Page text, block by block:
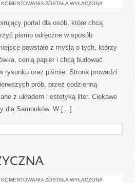
LETTERING
PROJEKTY
ZOSTAŁA WYŁĄCZONA
portal dla osób, które chcą
pismo odręczne w sposób
powstało z myślą o tych, którzy
cenią papier i chcą budować
rysunku oraz piśmie. Strona prowadzi
prób, przez codzienną
z układem i estetyką liter. Ciekawe
dla Samouków. W […]
ZAGRANICZNA
ZOSTAŁA WYŁĄCZONA